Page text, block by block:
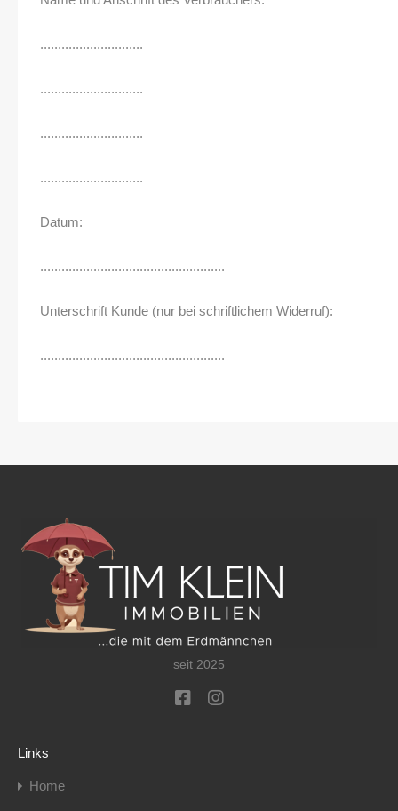
.............................
.............................
.............................
.............................
Datum:
....................................................
Unterschrift Kunde (nur bei schriftlichem Widerruf):
....................................................
seit 2025
Links
Home